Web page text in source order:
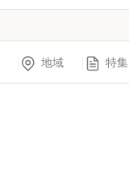
地域 特集